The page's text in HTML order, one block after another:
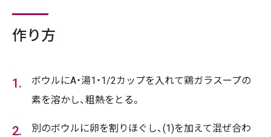
作り方
ボウルにA・湯1・1/2カップを入れて鶏ガラスープの
素を溶かし、粗熱をとる。
別のボウルに卵を割りほぐし、(1)を加えて混ぜ合わ